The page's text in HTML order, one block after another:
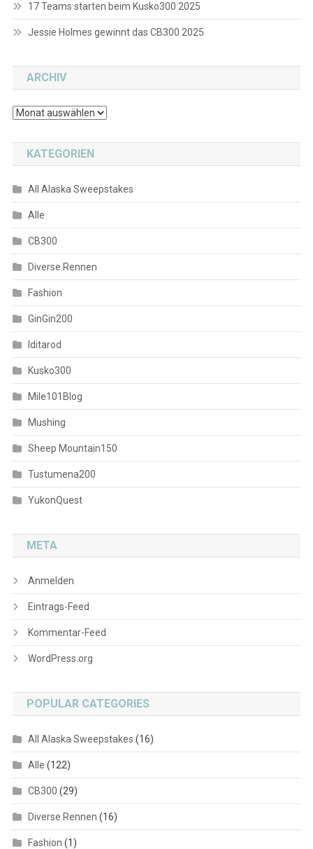
17 Teams starten beim Kusko300 2025
Jessie Holmes gewinnt das CB300 2025
ARCHIV
Archiv
KATEGORIEN
All Alaska Sweepstakes
Alle
CB300
Diverse Rennen
Fashion
GinGin200
Iditarod
Kusko300
Mile101Blog
Mushing
Sheep Mountain150
Tustumena200
YukonQuest
META
Anmelden
Eintrags-Feed
Kommentar-Feed
WordPress.org
POPULAR CATEGORIES
All Alaska Sweepstakes (16)
Alle (122)
CB300 (29)
Diverse Rennen (16)
Fashion (1)